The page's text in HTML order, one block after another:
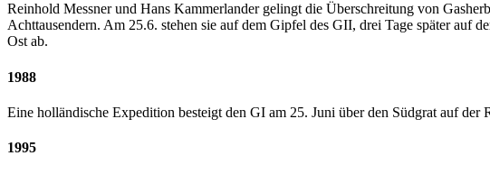
Reinhold Messner und Hans Kammerlander gelingt die Überschreitung von
Achttausendern. Am 25.6. stehen sie auf dem Gipfel des GII, drei Tage später auf
Ost ab.
1988
Eine holländische Expedition besteigt den GI am 25. Juni über den Südgrat auf der
1995